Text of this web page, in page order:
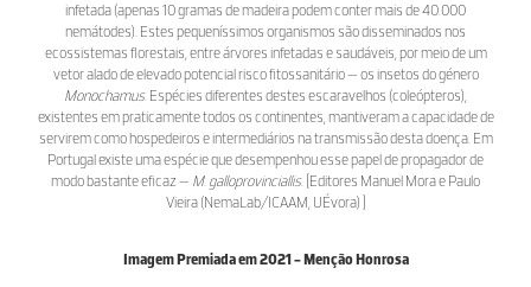
infetada (apenas 10 gramas de madeira podem conter mais de 40.000
nemátodes). Estes pequeníssimos organismos são disseminados nos
ecossistemas florestais, entre árvores infetadas e saudáveis, por meio de um
vetor alado de elevado potencial risco fitossanitário — os insetos do género
Monochamus. Espécies diferentes destes escaravelhos (coleópteros),
existentes em praticamente todos os continentes, mantiveram a capacidade de
servirem como hospedeiros e intermediários na transmissão desta doença. Em
Portugal existe uma espécie que desempenhou esse papel de propagador de
modo bastante eficaz — M. galloprovinciallis. [Editores Manuel Mora e Paulo
Vieira (NemaLab/ICAAM, UÉvora) ]
Imagem Premiada em 2021 - Menção Honrosa